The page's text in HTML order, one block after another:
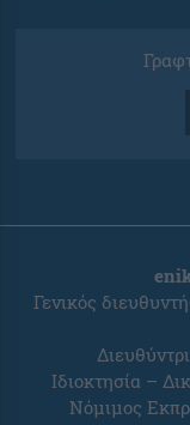
Γενικός
Ιδιοκτησία –
Νόμιμος